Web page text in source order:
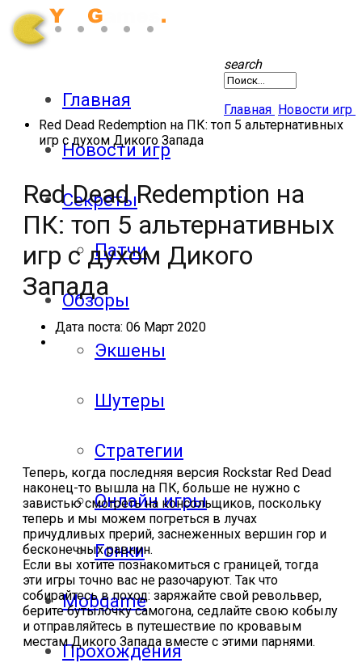
Главная
Новости игр
Секреты
Патчи
Обзоры
Экшены
Шутеры
Стратегии
Онлайн игры
Гонки
Mobgame
Прохождения
search
Главная Новости игр
Red Dead Redemption на ПК: топ 5 альтернативных
игр с духом Дикого Запада
Red Dead Redemption на
ПК: топ 5 альтернативных
игр с духом Дикого
Запада
Дата поста: 06 Март 2020
Теперь, когда последняя версия Rockstar Red Dead
наконец-то вышла на ПК, больше не нужно с
завистью смотреть на консольщиков, поскольку
теперь и мы можем погреться в лучах
причудливых прерий, заснеженных вершин гор и
бесконечных равнин.
Если вы хотите познакомиться с границей, тогда
эти игры точно вас не разочаруют. Так что
собирайтесь в поход: заряжайте свой револьвер,
берите бутылочку самогона, седлайте свою кобылу
и отправляйтесь в путешествие по кровавым
местам Дикого Запада вместе с этими парнями.